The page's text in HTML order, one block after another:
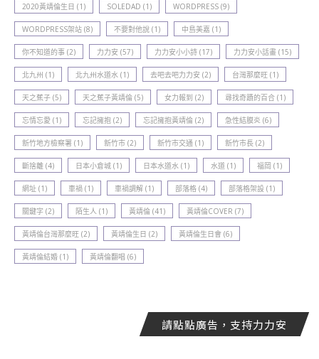
2020黃靖倫生日 (1) SOLEDAD (1) WORDPRESS (9)
WORDPRESS架站 (8) 不要對他說 (1) 中島美嘉 (1)
你不知道的事 (2) 力力安 (57) 力力安小小詩 (17) 力力安小話畫 (15)
北九州 (1) 北九州水道水 (1) 去吧去吧力力安 (2) 台灣那麼旺 (1)
天之蕉子 (5) 天之蕉子黃靖倫 (5) 女力報到 (2) 尋找奇蹟的百合 (1)
忘情忘愛 (1) 忘記擁抱 (2) 忘記擁抱黃靖倫 (2) 急性結膜炎 (6)
新竹地方檢察署 (1) 新竹巿 (2) 新竹巿交通 (1) 新竹巿長 (2)
斷捨離 (4) 日本小倉城 (1) 日本水道水 (1) 水道 (1) 福岡 (1)
網址 (1) 車禍 (1) 車禍調解 (1) 部落格 (4) 部落格架設 (1)
關鍵字 (2) 陌生人 (1) 黃靖倫 (41) 黃靖倫COVER (7)
黃靖倫台灣那麼旺 (2) 黃靖倫生日 (2) 黃靖倫生日會 (6)
黃靖倫結婚 (1) 黃靖倫翻唱 (6)
請點點廣告，支持力力安